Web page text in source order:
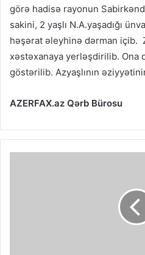
görə hadisə rayonun
sakini, 2 yaşlı N.A.yaşadığı
həşərat əleyhinə dərman içib.
xəstəxanaya yerləşdirilib. Ona
göstərilib. Azyaşlının
AZERFAX.az Qərb Bürosu